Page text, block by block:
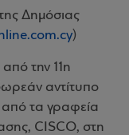
Δημόσιας
)
την 11η
αντίτυπο
τα γραφεία
CISCO, στη